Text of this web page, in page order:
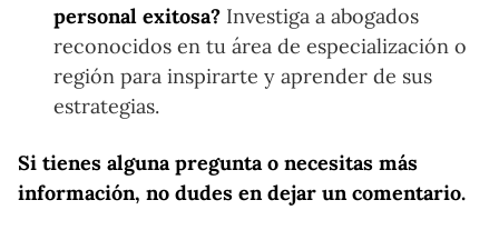
personal exitosa? Investiga a abogados
reconocidos en tu área de especialización o
región para inspirarte y aprender de sus
estrategias.
Si tienes alguna pregunta o necesitas más
información, no dudes en dejar un comentario.